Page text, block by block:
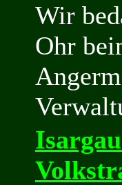
Wir
Ohr
I